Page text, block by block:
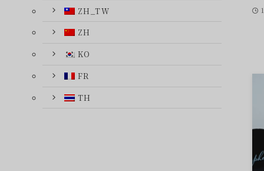
ZH_TW
ZH
KO
FR
TH